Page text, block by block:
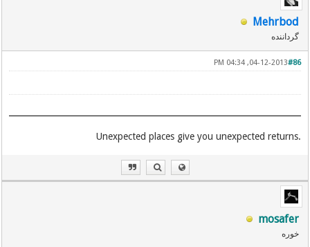
Mehrbod
گرداننده
#86
04-12-2013, 04:34 PM
.Unexpected places give you unexpected returns
mosafer
خوره